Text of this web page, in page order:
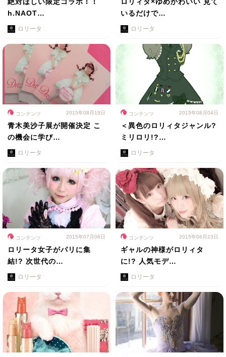
h.NAOT…
ロリータ
いるだけで…
ロリータ
コンテンツ 2015年08月19日
青木美沙子展が開催決定 こ
の機会に学び…
ロリータ
コンテンツ 2015年08月04日
＜異色のロリィタジャンル?
ミリロリ!?…
ロリータ
コンテンツ 2015年07月06日
ロリータ女子がパリに集
結!? 次世代の…
ロリータ
コンテンツ 2015年06月23日
ギャルの神様がロリィタ
に!? 人気モデ…
ロリータ